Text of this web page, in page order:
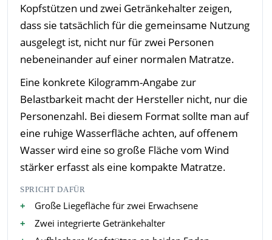
Kopfstützen und zwei Getränkehalter zeigen,
dass sie tatsächlich für die gemeinsame Nutzung
ausgelegt ist, nicht nur für zwei Personen
nebeneinander auf einer normalen Matratze.
Eine konkrete Kilogramm-Angabe zur
Belastbarkeit macht der Hersteller nicht, nur die
Personenzahl. Bei diesem Format sollte man auf
eine ruhige Wasserfläche achten, auf offenem
Wasser wird eine so große Fläche vom Wind
stärker erfasst als eine kompakte Matratze.
SPRICHT DAFÜR
Große Liegefläche für zwei Erwachsene
Zwei integrierte Getränkehalter